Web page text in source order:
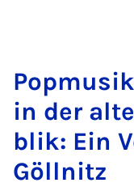
in der
blik: Ein
Göll­nitz